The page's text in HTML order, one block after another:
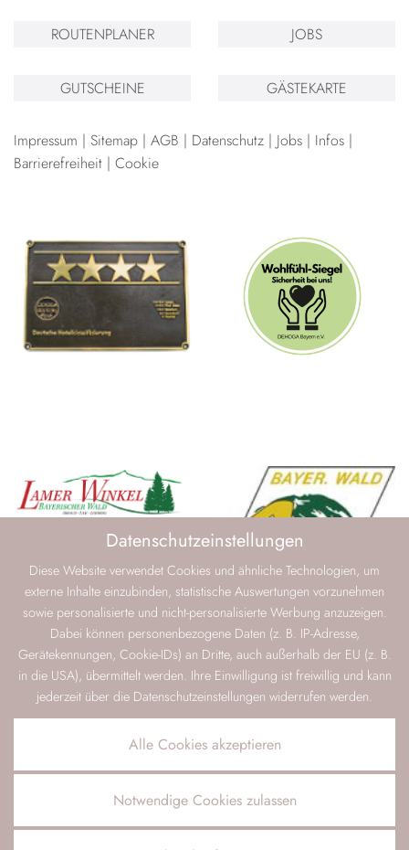
Datenschutzeinstellungen
Diese Website verwendet Cookies und ähnliche Technologien, um
externe Inhalte einzubinden, statistische Auswertungen vorzunehmen
sowie personalisierte und nicht-personalisierte Werbung anzuzeigen.
Dabei können personenbezogene Daten (z. B. IP-Adresse,
Gerätekennungen, Cookie-IDs) an Dritte, auch außerhalb der EU (z. B.
in die USA), übermittelt werden. Ihre Einwilligung ist freiwillig und kann
jederzeit über die Datenschutzeinstellungen widerrufen werden.
Alle Cookies akzeptieren
Notwendige Cookies zulassen
ANFRAGEN VERFÜGBARKEIT PRÜFEN
ROUTENPLANER JOBS
GUTSCHEINE GÄSTEKARTE
Impressum Sitemap AGB Datenschutz Jobs
Infos
Barrierefreiheit
Cookie